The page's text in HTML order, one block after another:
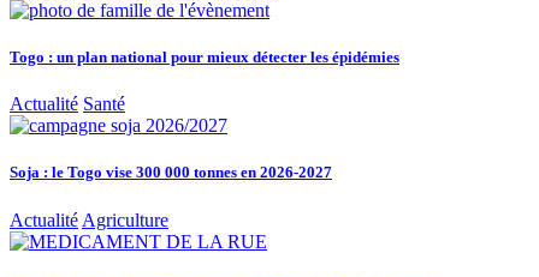
Togo : un plan national pour mieux détecter les épidémies
Actualité Santé
Soja : le Togo vise 300 000 tonnes en 2026-2027
Actualité Agriculture